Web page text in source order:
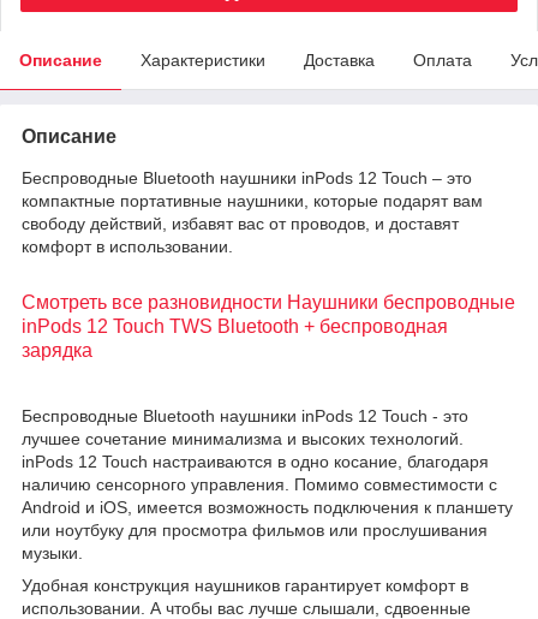
Описание Характеристики Доставка Оплата
Описание
Беспроводные Bluetooth наушники inPods 12 Touch – это
компактные портативные наушники, которые подарят вам
свободу действий, избавят вас от проводов, и доставят
комфорт в использовании.
Смотреть все разновидности Наушники беспроводные
inPods 12 Touch TWS Bluetooth + беспроводная
зарядка
Беспроводные Bluetooth наушники inPods 12 Touch - это
лучшее сочетание минимализма и высоких технологий.
inPods 12 Touch настраиваются в oдно коcaниe, благодаря
наличию сенсорного управления. Помимо совместимости с
Android и iOS, имеется возможность подключения к планшету
или ноутбуку для просмотра фильмов или прослушивания
музыки.
Удобная конструкция наушников гарантирует комфорт в
использовании. А чтобы вас лучше слышали, сдвоенные